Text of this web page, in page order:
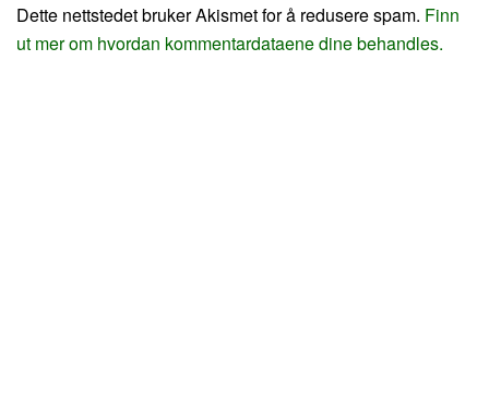
Dette nettstedet bruker Akismet for å redusere spam. Finn
ut mer om hvordan kommentardataene dine behandles.